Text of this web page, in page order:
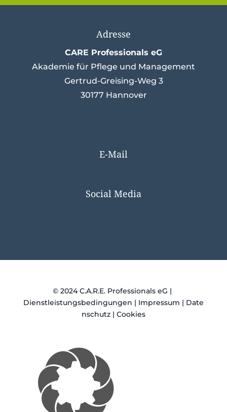
Adresse
CARE Professionals eG
Akademie für Pflege und Management
Gertrud-Greising-Weg 3
30177 Hannover
E-Mail
Social Media
©2024C.A.R.E. Professionals eG |
Dienstleistungsbedingungen | Impressum | Date
nschutz| Cookies